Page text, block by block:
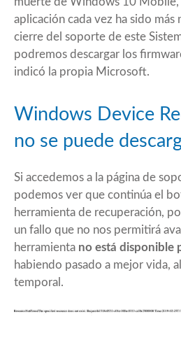
aplicación cada vez ha sido más
cierre del soporte de este
podremos descargar los
indicó la propia Microsoft.
Windows Device
no se puede
Si accedemos a la página de
podemos ver que continúa el
herramienta de recuperación,
un fallo que no nos permitirá
herramienta no está disponible
habiendo pasado a mejor vida,
temporal.